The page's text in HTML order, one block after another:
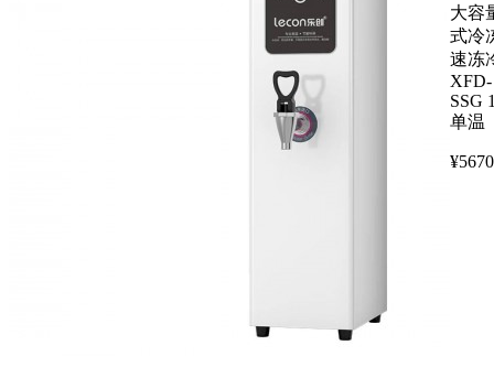
大容
式冷
速冻
XFD-
SSG
单温
¥